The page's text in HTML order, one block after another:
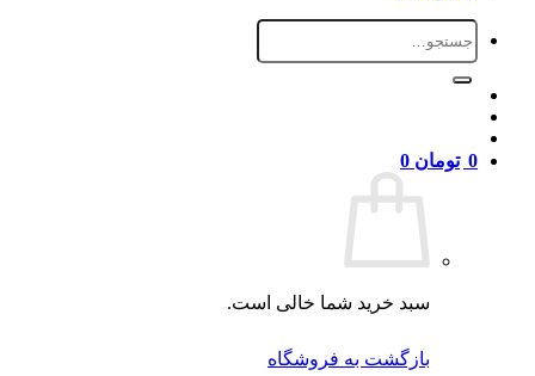
جستجو
برای:
0 تومان 0
سبد خرید شما خالی است.
بازگشت به فروشگاه